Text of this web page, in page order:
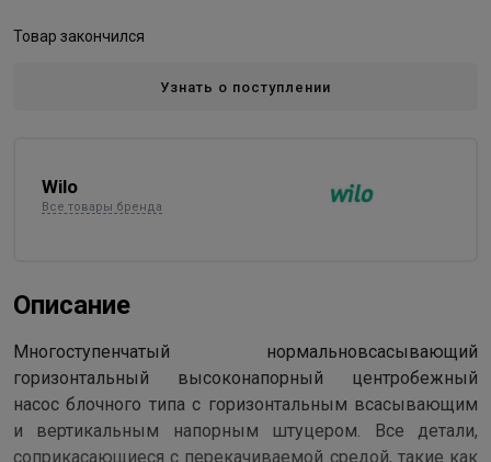
Товар закончился
Узнать о поступлении
Wilo
Все товары бренда
Описание
Многоступенчатый нормальновсасывающий
горизонтальный высоконапорный центробежный
насос блочного типа с горизонтальным всасывающим
и вертикальным напорным штуцером. Все детали,
соприкасающиеся с перекачиваемой средой, такие как